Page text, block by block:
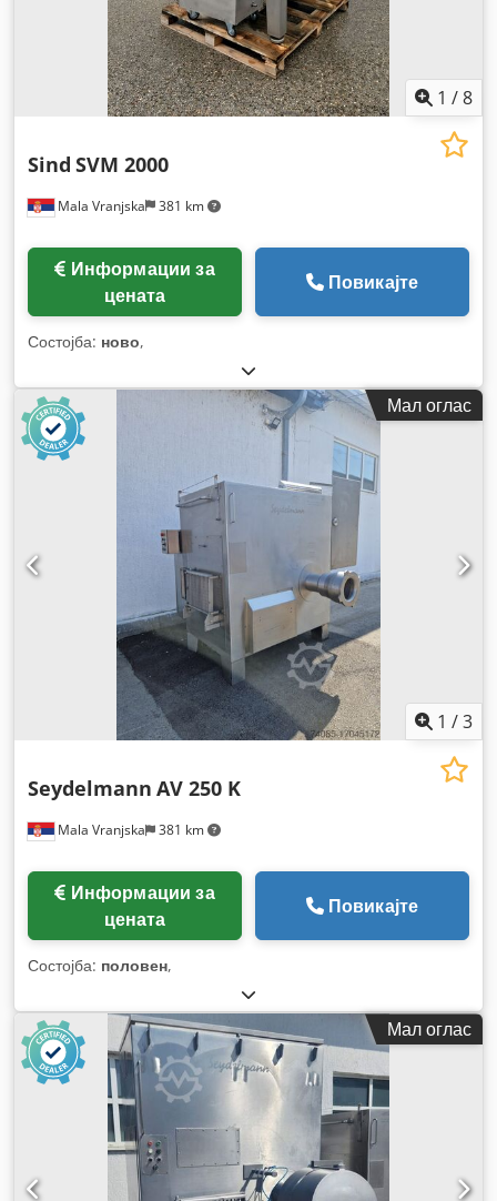
1 /8
Mala Vranjska 381 km
Sind SVM 2000
цената
Повикајте
Состојба: ново,
Мал оглас
1 /3
Mala Vranjska 381 km
Seydelmann AV 250 K
цената
Повикајте
Состојба: половен,
Мал оглас